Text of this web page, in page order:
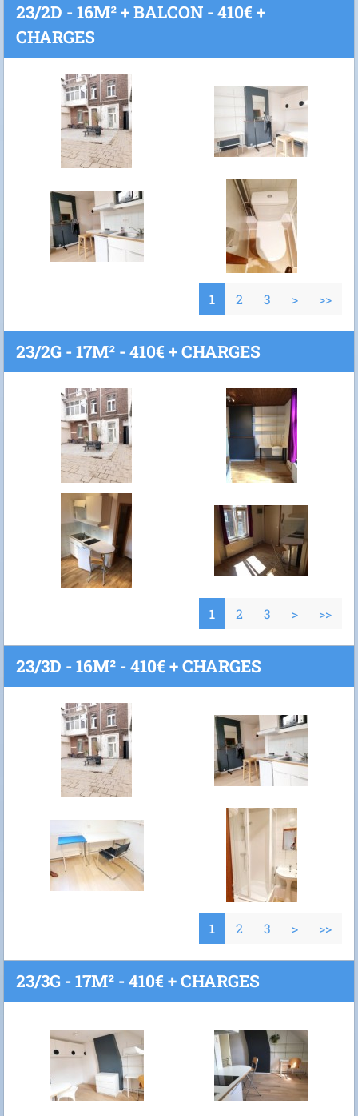
23/2D - 16M² + BALCON - 410€ +
CHARGES
1 2 3 > >>
23/2G - 17M² - 410€ + CHARGES
1 2 3 > >>
23/3D - 16M² - 410€ + CHARGES
1 2 3 > >>
23/3G - 17M² - 410€ + CHARGES